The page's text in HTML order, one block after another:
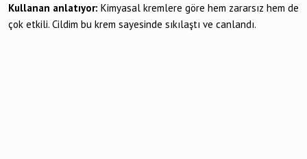
Kullanan anlatıyor: Kimyasal kremlere göre hem zararsız hem de
çok etkili. Cildim bu krem sayesinde sıkılaştı ve canlandı.